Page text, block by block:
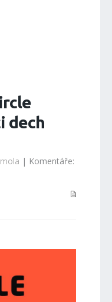
dech
| Komentáře: